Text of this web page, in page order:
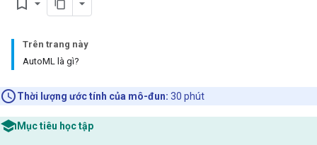
bookmark_border
Trên trang này
AutoML là gì?
Thời lượng ước tính của mô-đun: 30 phút
Mục tiêu học tập